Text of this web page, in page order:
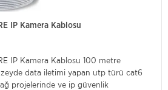
IP Kamera Kablosu
IP Kamera Kablosu 100 metre
data iletimi yapan utp türü cat6
projelerinde ve ip güvenlik